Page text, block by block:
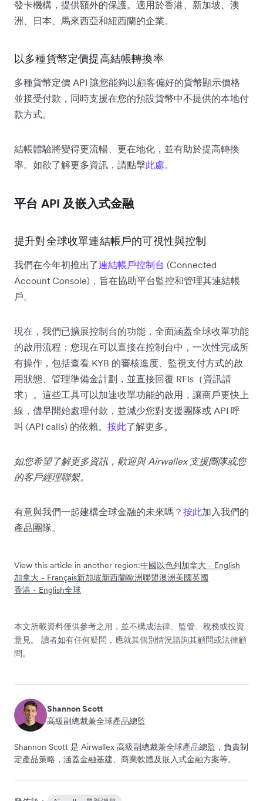
發卡機構，提供額外的保護。適用於香港、新加坡、澳
洲、日本、馬來西亞和紐西蘭的企業。
以多種貨幣定價提高結帳轉換率
多種貨幣定價 API 讓您能夠以顧客偏好的貨幣顯示價格
並接受付款，同時支援在您的預設貨幣中不提供的本地付
款方式。
結帳體驗將變得更流暢、更在地化，並有助於提高轉換
率。如欲了解更多資訊，請點擊此處。
平台 API 及嵌入式金融
提升對全球收單連結帳戶的可視性與控制
我們在今年初推出了連結帳戶控制台 (Connected
Account Console)，旨在協助平台監控和管理其連結帳
戶。
現在，我們已擴展控制台的功能，全面涵蓋全球收單功能
的啟用流程：您現在可以直接在控制台中，一次性完成所
有操作，包括查看 KYB 的審核進度、監視支付方式的啟
用狀態、管理準備金計劃，並直接回覆 RFIs（資訊請
求）。這些工具可以加速收單功能的啟用，讓商戶更快上
線，儘早開始處理付款，並減少您對支援團隊或 API 呼
叫 (API calls) 的依賴。 按此了解更多。
如您希望了解更多資訊，歡迎與 Airwallex 支援團隊或您
的客戶經理聯繫。
有意與我們一起建構全球金融的未來嗎？ 按此加入我們的
產品團隊。
View this article in another region:中國以色列加拿大 - English
加拿大 - Français新加坡新西蘭歐洲聯盟澳洲美國英國
香港 - English全球
本文所載資料僅供參考之用，並不構成法律、監管、稅務或投資
意見。 讀者如有任何疑問，應就其個別情況諮詢其顧問或法律顧
問。
Shannon Scott
高級副總裁兼全球產品總監
Shannon Scott 是 Airwallex 高級副總裁兼全球產品總監，負責制
定產品策略，涵蓋金融基建、商業軟體及嵌入式金融方案等。